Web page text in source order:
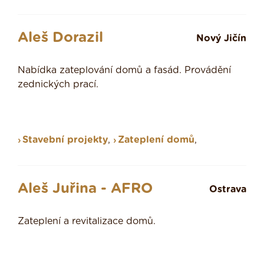
Aleš Dorazil Nový Jičín
Nabídka zateplování domů a fasád. Provádění
zednických prací.
Stavební projekty, Zateplení domů,
Aleš Juřina - AFRO Ostrava
Zateplení a revitalizace domů.